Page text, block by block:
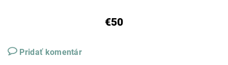
€50
Pridať komentár